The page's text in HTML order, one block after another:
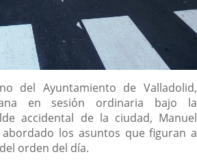
del Ayuntamiento de Valladolid,
en sesión ordinaria bajo la
accidental de la ciudad, Manuel
abordado los asuntos que figuran a
orden del día.